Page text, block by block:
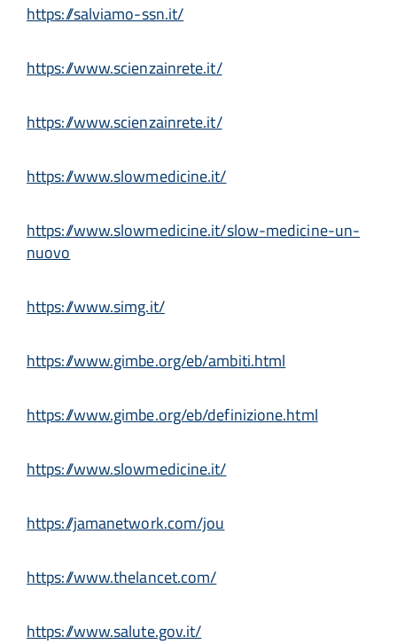
https://salviamo-ssn.it/
https://www.scienzainrete.it/
https://www.scienzainrete.it/
https://www.slowmedicine.it/
https://www.slowmedicine.it/slow-medicine-un-
nuovo
https://www.simg.it/
https://www.gimbe.org/eb/ambiti.html
https://www.gimbe.org/eb/definizione.html
https://www.slowmedicine.it/
https://jamanetwork.com/jou
https://www.thelancet.com/
https://www.salute.gov.it/